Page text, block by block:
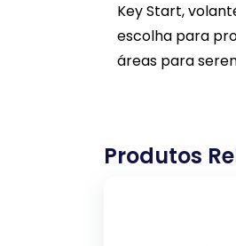
Key Start,
escolha para
áreas para
Produtos